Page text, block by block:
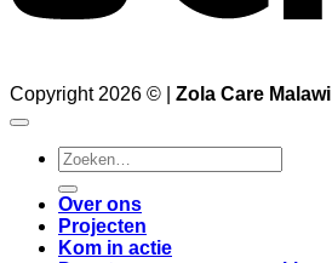
Copyright 2026 © | Zola Care Malawi
Zoeken
naar:
Over ons
Projecten
Kom in actie